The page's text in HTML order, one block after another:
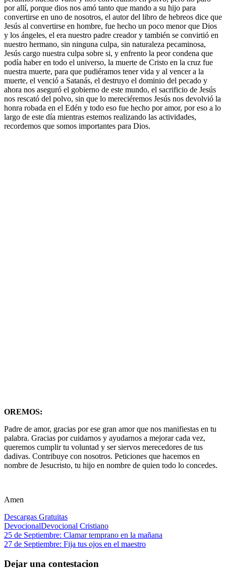
por allí, porque dios nos amó tanto que mando a su hijo para
convertirse en uno de nosotros, el autor del libro de hebreos dice que
Jesús al convertirse en hombre, fue hecho un poco menor que Dios
y los ángeles, el era nuestro padre creador y también se convirtió en
nuestro hermano, sin ninguna culpa, sin naturaleza pecaminosa,
Jesús cargo nuestra culpa sobre si, y enfrento la peor condena que
podía haber en todo el universo, la muerte de Cristo en la cruz fue
nuestra muerte, para que pudiéramos tener vida y al vencer a la
muerte, el venció a Satanás, el destruyo el dominio del pecado y
ahora nos aseguró el gobierno de este mundo, el sacrificio de Jesús
nos rescató del polvo, sin que lo mereciéremos Jesús nos devolvió la
honra robada en el Edén y todo eso fue hecho por amor, por eso a lo
largo de este día mientras estemos realizando las actividades,
recordemos que somos importantes para Dios.
OREMOS:
Padre de amor, gracias por ese gran amor que nos manifiestas en tu
palabra. Gracias por cuidarnos y ayudarnos a mejorar cada vez,
queremos cumplir tu voluntad y ser siervos merecedores de tus
dadivas. Contribuye con nosotros. Peticiones que hacemos en
nombre de Jesucristo, tu hijo en nombre de quien todo lo concedes.
Amen
Descargas Gratuitas
DevocionalDevocional Cristiano
Navegación
de
entradas
Entrada
anterior:
25 de Septiembre: Clamar temprano en la mañana
Siguiente
27 de Septiembre: Fija tus ojos en el maestro
Dejar una contestacion